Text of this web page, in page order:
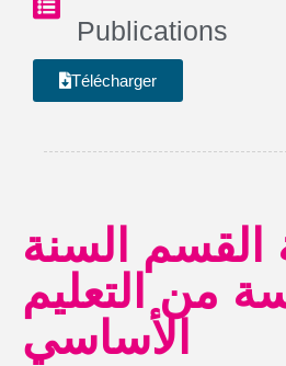
Publications
Télécharger
القسم السنة
من التعليم
الأساسي